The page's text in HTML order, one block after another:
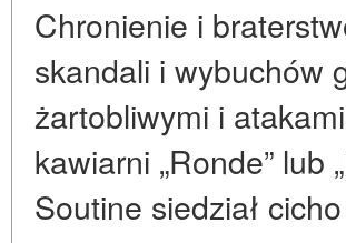
Chronienie i
skandali i wybuchów
żartobliwymi i
kawiarni „Ronde” lub
Soutine siedział